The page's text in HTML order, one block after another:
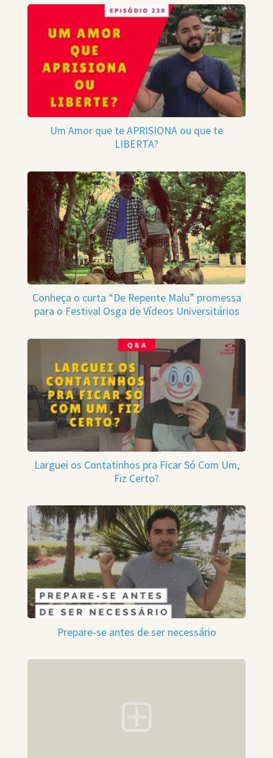
Um Amor que te APRISIONA ou que te
LIBERTA?
Conheça o curta “De Repente Malu” promessa
para o Festival Osga de Vídeos Universitários
Larguei os Contatinhos pra Ficar Só Com Um,
Fiz Certo?
Prepare-se antes de ser necessário